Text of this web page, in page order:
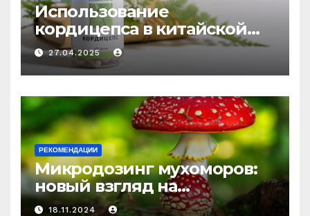
Использование
кордицепса в китайской
медицине: природное
средство против усталости
и истощения
27.04.2025
РЕКОМЕНДАЦИИ
Микродозинг мухоморов:
новый взгляд на
психоделику
18.11.2024